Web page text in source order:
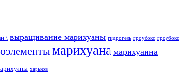
\ выращивание марихуаны гидрогель гроубокс гроубокс
марихуана марихуанна
харьков